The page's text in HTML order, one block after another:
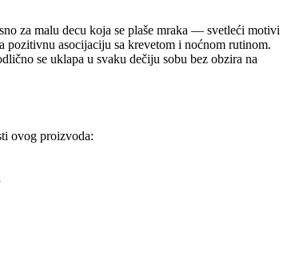
za malu decu koja se plaše mraka — svetleći motivi
pozitivnu asocijaciju sa krevetom i noćnom rutinom.
se uklapa u svaku dečiju sobu bez obzira na
ovog proizvoda: